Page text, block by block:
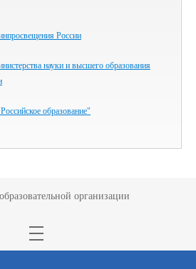
России
науки и высшего образования
образование"
организации